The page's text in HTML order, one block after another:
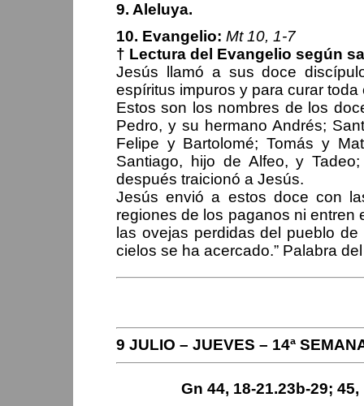
9. Aleluya.
10. Evangelio: Mt 10, 1-7
† Lectura del Evangelio según
Jesús llamó a sus doce
espíritus impuros y para curar
Estos son los nombres de los
Pedro, y su hermano Andrés;
Felipe y Bartolomé; Tomás y
Santiago, hijo de Alfeo, y
después traicionó a Jesús.
Jesús envió a estos doce con
regiones de los paganos ni entren
las ovejas perdidas del pueblo
cielos se ha acercado.” Palabra
9 JULIO – JUEVES – 14ª
Gn 44, 18-21.23b-29;